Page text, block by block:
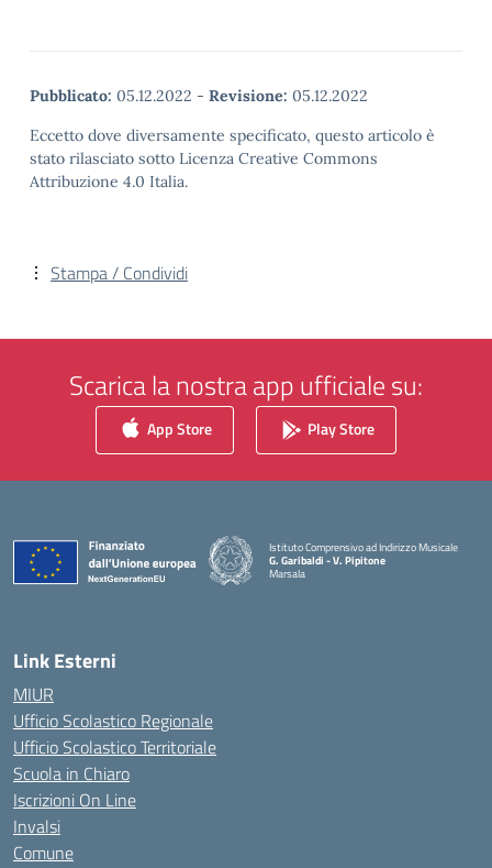
Pubblicato: 05.12.2022 - Revisione: 05.12.2022
Eccetto dove diversamente specificato, questo articolo è
stato rilasciato sotto Licenza Creative Commons
Attribuzione 4.0 Italia.
Stampa / Condividi
Scarica la nostra app ufficiale su:
App Store Play Store
Istituto Comprensivo ad Indirizzo Musicale
G. Garibaldi - V. Pipitone
Marsala
Link Esterni
MIUR
Ufficio Scolastico Regionale
Ufficio Scolastico Territoriale
Scuola in Chiaro
Iscrizioni On Line
Invalsi
Comune